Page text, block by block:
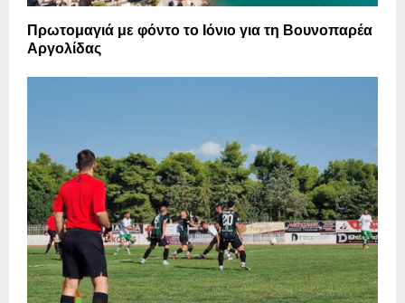
Πρωτομαγιά με φόντο το Ιόνιο για τη Βουνοπαρέα
Αργολίδας